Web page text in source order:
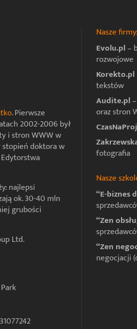
. Pierwsze
2002-2006 był
i stron WWW w
stopień doktora w
najlepsi
ok. 30-40 mln
grubości
Ltd.
Nasze firmy:
Evolu.pl–
rozwojowe
Korekto.pl
tekstów
Audite.pl–
oraz stron
fotografia
Nasze
“E-biznes
“Zen
“Zen
negocjacji